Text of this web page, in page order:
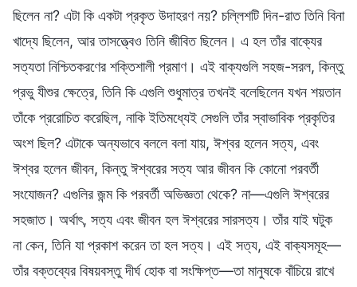
ছিলেন না? এটা কি একটা প্রকৃত উদাহরণ নয়? চল্লিশটি দিন-রাত তিনি বিনা
খাদ্যে ছিলেন, আর তাসত্ত্বেও তিনি জীবিত ছিলেন। এ হল তাঁর বাক্যের
সত্যতা নিশ্চিতকরণের শক্তিশালী প্রমাণ। এই বাক্যগুলি সহজ-সরল, কিন্তু
প্রভু যীশুর ক্ষেত্রে, তিনি কি এগুলি শুধুমাত্র তখনই বলেছিলেন যখন শয়তান
তাঁকে প্ররোচিত করেছিল, নাকি ইতিমধ্যেই সেগুলি তাঁর স্বাভাবিক প্রকৃতির
অংশ ছিল? এটাকে অন্যভাবে বললে বলা যায়, ঈশ্বর হলেন সত্য, এবং
ঈশ্বর হলেন জীবন, কিন্তু ঈশ্বরের সত্য আর জীবন কি কোনো পরবর্তী
সংযোজন? এগুলির জন্ম কি পরবর্তী অভিজ্ঞতা থেকে? না—এগুলি ঈশ্বরের
সহজাত। অর্থাৎ, সত্য এবং জীবন হল ঈশ্বরের সারসত্য। তাঁর যাই ঘটুক
না কেন, তিনি যা প্রকাশ করেন তা হল সত্য। এই সত্য, এই বাক্যসমূহ—
তাঁর বক্তব্যের বিষয়বস্তু দীর্ঘ হোক বা সংক্ষিপ্ত—তা মানুষকে বাঁচিয়ে রাখে